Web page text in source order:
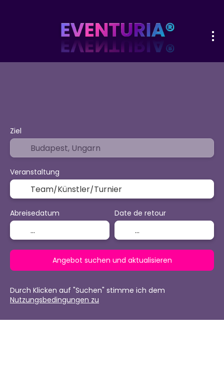
Ziel
Veranstaltung
Abreisedatum Date de retour
Angebot suchen und aktualisieren
Durch Klicken auf "Suchen" stimme ich dem
Nutzungsbedingungen zu